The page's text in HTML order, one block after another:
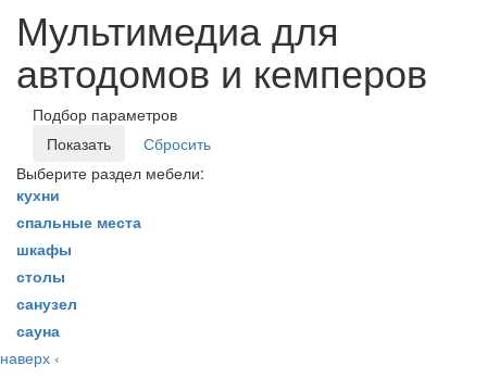
Мультимедиа для
автодомов и кемперов
Подбор параметров
Выберите раздел мебели:
кухни
спальные места
шкафы
столы
санузел
сауна
наверх ‹